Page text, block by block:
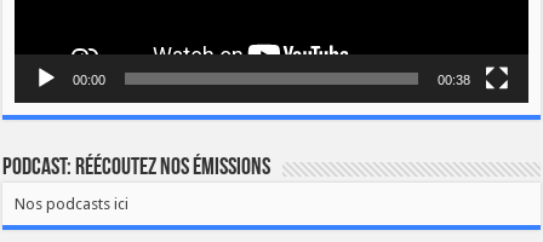
00:00 00:38
Podcast: Réécoutez nos émissions
Nos podcasts ici